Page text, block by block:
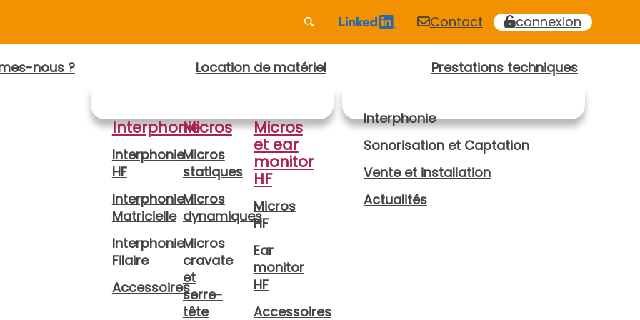
Contact connexion
nous ? Location de matériel
Interphonie
Interphonie
HF
Interphonie
Matricielle
Interphonie
Filaire
Accessoires
Micros
Micros
statiques
Micros
dynamiques
Micros
cravate
et
serre-
tête
Micros
et ear
monitor
HF
Micros
HF
Ear
monitor
HF
Accessoires
Prestations techniques
Interphonie
Sonorisation et Captation
Vente et installation
Actualités